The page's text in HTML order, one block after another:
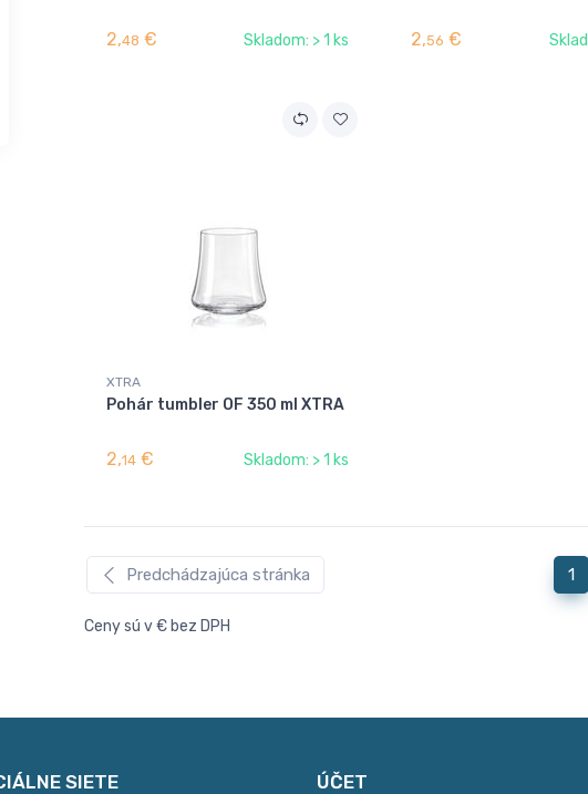
2,48 € Skladom: > 1 ks 2,56 €
XTRA
Pohár tumbler OF 350 ml XTRA
2,14 € Skladom: > 1 ks
Predchádzajúca stránka 1
Ceny sú v € bez DPH
SIETE ÚČET